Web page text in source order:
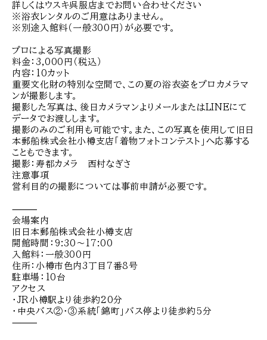
詳しくはウスキ呉服店までお問い合わせください
※浴衣レンタルのご用意はありません。
※別途入館料（一般300円）が必要です。
プロによる写真撮影
料金：3,000円（税込）
内容：10カット
重要文化財の特別な空間で、この夏の浴衣姿をプロカメラマ
ンが撮影します。
撮影した写真は、後日カメラマンよりメールまたはLINEにて
データでお渡しします。
撮影のみのご利用も可能です。また、この写真を使用して旧日
本郵船株式会社小樽支店「着物フォトコンテスト」へ応募する
こともできます。
撮影：寿都カメラ 西村なぎさ
注意事項
営利目的の撮影については事前申請が必要です。
⸻
会場案内
旧日本郵船株式会社小樽支店
開館時間：9:30～17:00
入館料：一般300円
住所：小樽市色内3丁目7番8号
駐車場：10台
アクセス
・JR小樽駅より徒歩約20分
・中央バス②・③系統「錦町」バス停より徒歩約5分
⸻